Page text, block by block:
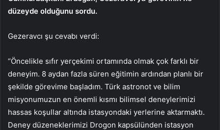
düzeyde olduğunu sordu.
Gezeravcı şu cevabı verdi:
“Öncelikle sıfır yerçekimi ortamında olmak çok farklı bir
deneyim. 8 aydan fazla süren eğitimin ardından planlı bir
şekilde görevime başladım. Türk astronot ve bilim
misyonumuzun en önemli kısmı bilimsel deneylerimizi
hassas koşullar altında istasyondaki yerlerine aktarmaktı.
Deney düzeneklerimizi Drogon kapsülünden istasyon